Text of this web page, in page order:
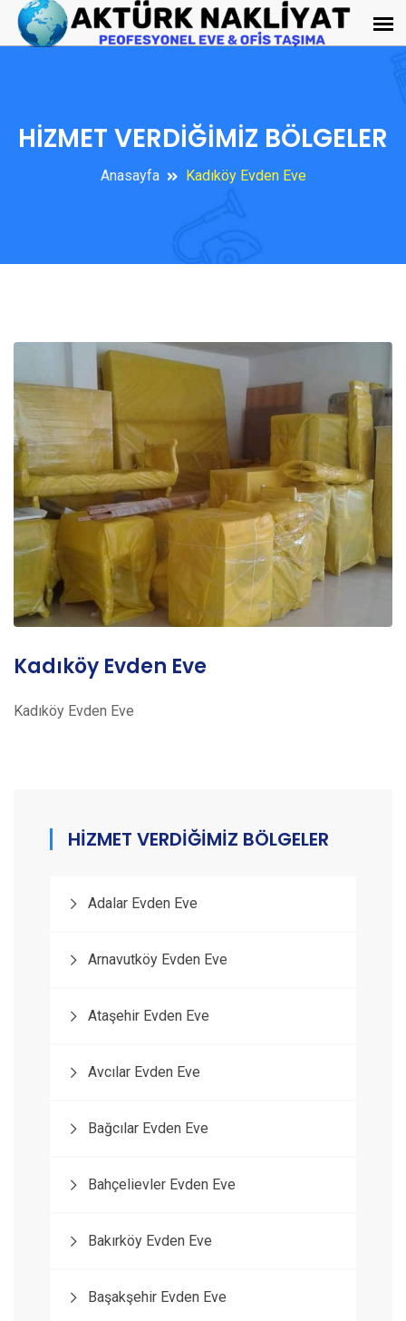
HİZMET VERDİĞİMİZ BÖLGELER
Anasayfa Kadıköy Evden Eve
Kadıköy Evden Eve
Kadıköy Evden Eve
HİZMET VERDİĞİMİZ BÖLGELER
Adalar Evden Eve
Arnavutköy Evden Eve
Ataşehir Evden Eve
Avcılar Evden Eve
Bağcılar Evden Eve
Bahçelievler Evden Eve
Bakırköy Evden Eve
Başakşehir Evden Eve